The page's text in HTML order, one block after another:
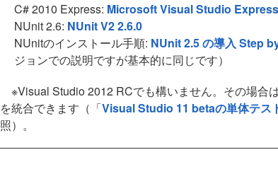
C# 2010 Express: Microsoft Visual Studio Express
NUnit 2.6: NUnit V2 2.6.0
NUnitのインストール手順: NUnit 2.5 の導入 Step
ジョンでの説明ですが基本的に同じです）
※Visual Studio 2012 RCでも構いません。その場合
を統合できます（「Visual Studio 11 betaの単体テス
照）。